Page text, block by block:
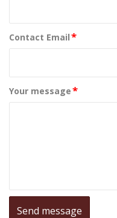
Contact Email*
Your message*